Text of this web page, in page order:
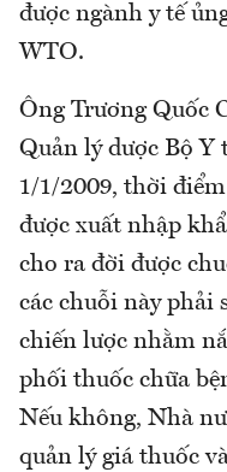
được ngành y tế
WTO.
Ông Trương Quốc
Quản lý dược Bộ Y
1/1/2009, thời
được xuất nhập
cho ra đời được
các chuỗi này phải
chiến lược nhằm
phối thuốc chữa
Nếu không, Nhà
quản lý giá thuốc